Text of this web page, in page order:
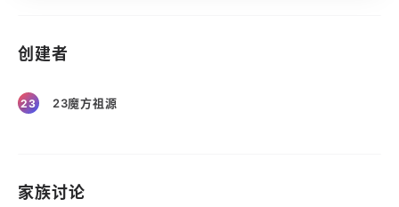
创建者
23 23魔方祖源
家族讨论